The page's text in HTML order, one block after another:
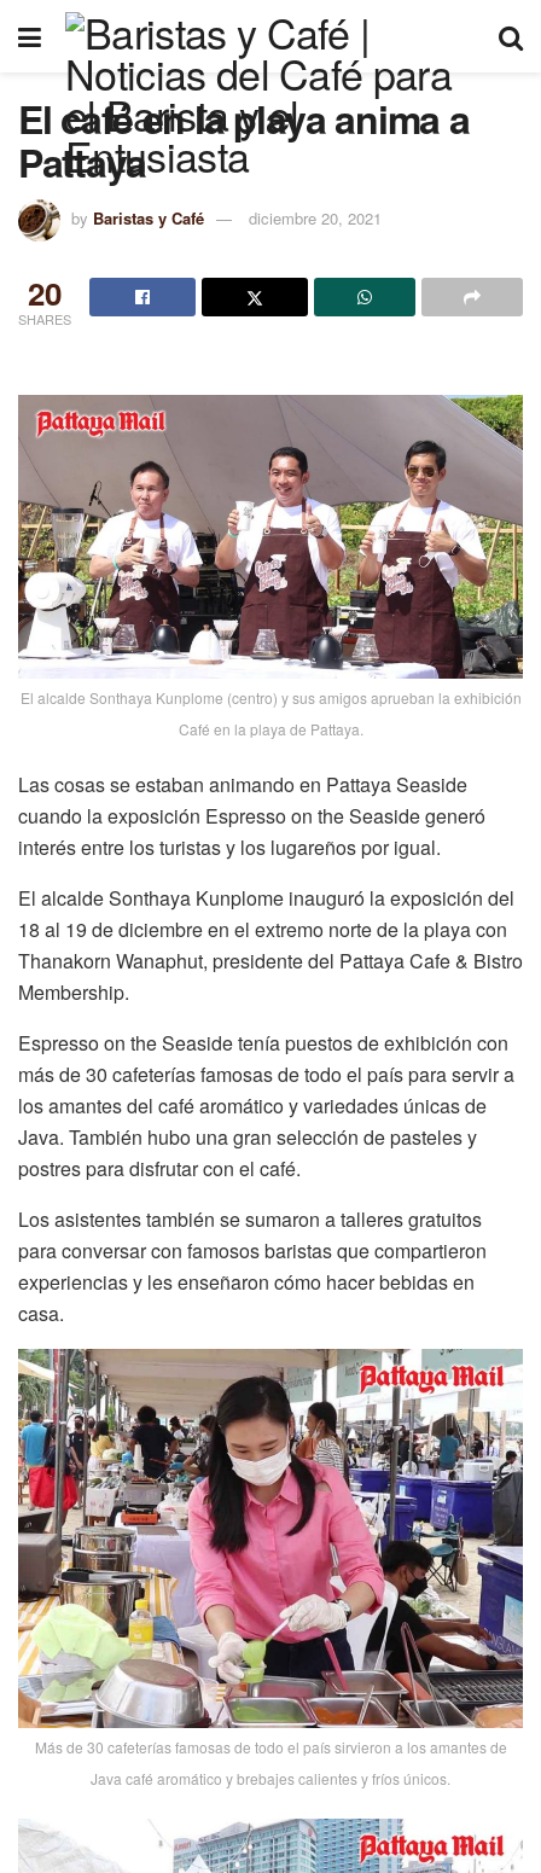
El café en la playa anima a
Pattaya
by Baristas y Café diciembre 20, 2021
20
SHARES
El alcalde Sonthaya Kunplome (centro) y sus amigos aprueban la exhibición
Café en la playa de Pattaya.
Las cosas se estaban animando en Pattaya Seaside
cuando la exposición Espresso on the Seaside generó
interés entre los turistas y los lugareños por igual.
El alcalde Sonthaya Kunplome inauguró la exposición del
18 al 19 de diciembre en el extremo norte de la playa con
Thanakorn Wanaphut, presidente del Pattaya Cafe & Bistro
Membership.
Espresso on the Seaside tenía puestos de exhibición con
más de 30 cafeterías famosas de todo el país para servir a
los amantes del café aromático y variedades únicas de
Java. También hubo una gran selección de pasteles y
postres para disfrutar con el café.
Los asistentes también se sumaron a talleres gratuitos
para conversar con famosos baristas que compartieron
experiencias y les enseñaron cómo hacer bebidas en
casa.
Más de 30 cafeterías famosas de todo el país sirvieron a los amantes de
Java café aromático y brebajes calientes y fríos únicos.